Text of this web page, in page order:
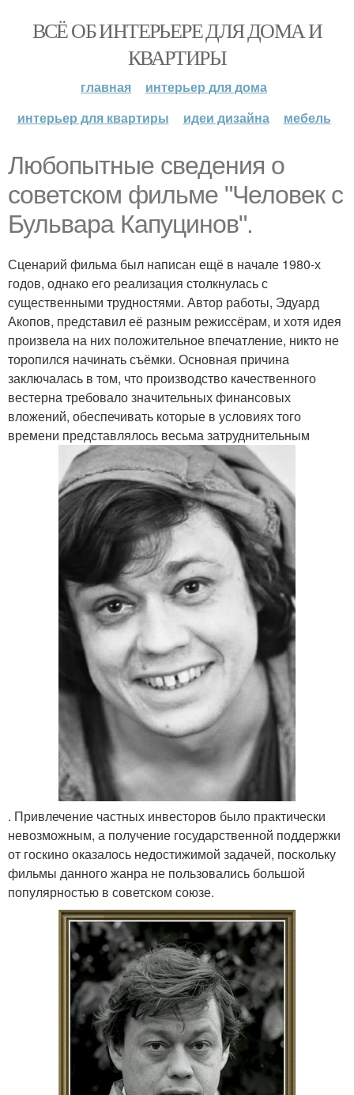
ВСЁ ОБ ИНТЕРЬЕРЕ ДЛЯ ДОМА И
КВАРТИРЫ
главная
интерьер для дома
интерьер для квартиры
идеи дизайна мебель
Любопытные сведения о
советском фильме "Человек с
Бульвара Капуцинов".
Сценарий фильма был написан ещё в начале 1980-х
годов, однако его реализация столкнулась с
существенными трудностями. Автор работы, Эдуард
Акопов, представил её разным режиссёрам, и хотя идея
произвела на них положительное впечатление, никто не
торопился начинать съёмки. Основная причина
заключалась в том, что производство качественного
вестерна требовало значительных финансовых
вложений, обеспечивать которые в условиях того
времени представлялось весьма затруднительным
. Привлечение частных инвесторов было практически
невозможным, а получение государственной поддержки
от госкино оказалось недостижимой задачей, поскольку
фильмы данного жанра не пользовались большой
популярностью в советском союзе.